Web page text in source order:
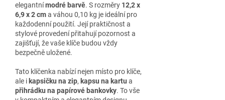
elegantnímodré barvě. S rozměry 12,2 x
6,9 x 2 cma váhou 0,10 kg je ideální pro
každodenní použití. Její praktičnost a
stylové provedení přitahují pozornost a
zajišťují, že vaše klíče budou vždy
bezpečně uložené.
Tato klíčenka nabízí nejen místo pro klíče,
ale i kapsičku na zip, kapsu na kartu a
přihrádku na papírové bankovky. To vše